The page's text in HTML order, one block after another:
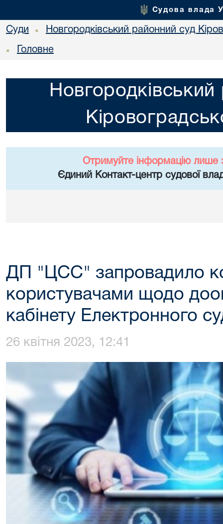
Судова влада
Суди • Новгородківський районний суд
• Головне
Отримуйте інформацію лише
Єдиний Контакт-центр судової
ДП "ЦСС" запровадило
користувачами щодо
кабінету Електронного
26 квітня 2023, 12:41